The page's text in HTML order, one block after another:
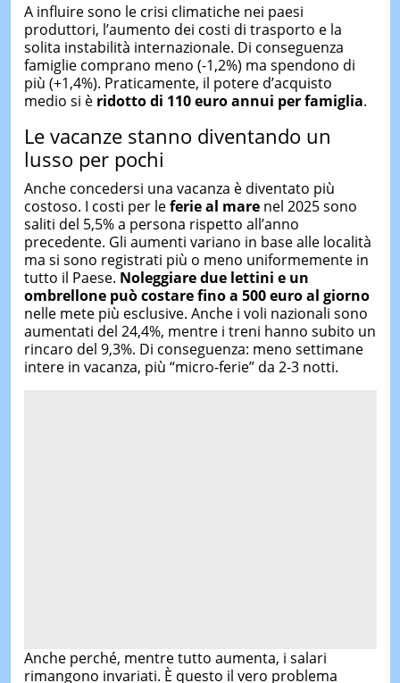
A influire sono le crisi climatiche nei paesi
produttori, l’aumento dei costi di trasporto e la
solita instabilità internazionale. Di conseguenza
famiglie comprano meno (-1,2%) ma spendono di
più (+1,4%). Praticamente, il potere d’acquisto
medio si è ridotto di 110 euro annui per famiglia.
Le vacanze stanno diventando un
lusso per pochi
Anche concedersi una vacanza è diventato più
costoso. I costi per leferie al mare nel 2025 sono
saliti del 5,5% a persona rispetto all’anno
precedente. Gli aumenti variano in base alle località
ma si sono registrati più o meno uniformemente in
tutto il Paese. Noleggiare due lettini e un
ombrellone può costare fino a 500 euro al giorno
nelle mete più esclusive. Anche i voli nazionali sono
aumentati del 24,4%, mentre i treni hanno subito un
rincaro del 9,3%. Di conseguenza: meno settimane
intere in vacanza, più “micro-ferie” da 2-3 notti.
Anche perché, mentre tutto aumenta, i salari
rimangono invariati. È questo il vero problema